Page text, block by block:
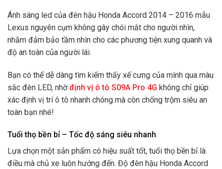
Ánh sáng led của đèn hậu Honda Accord 2014 – 2016 mẫu
Lexus nguyên cụm không gây chói mắt cho người nhìn,
nhằm đảm bảo tầm nhìn cho các phương tiện xung quanh và
độ an toàn của người lái.
Bạn có thể dễ dàng tìm kiếm thấy xế cưng của mình qua màu
sắc đèn LED, nhờ định vị ô tô S09A Pro 4G không chỉ giúp
xác định vị trí ô tô nhanh chóng mà còn chống trộm siêu an
toàn bạn nhé!
Tuổi thọ bền bỉ – Tốc độ sáng siêu nhanh
Lựa chọn một sản phẩm có hiệu suất tốt, tuổi thọ bền bỉ là
điều mà chủ xe luôn hướng đến. Độ đèn hậu Honda Accord